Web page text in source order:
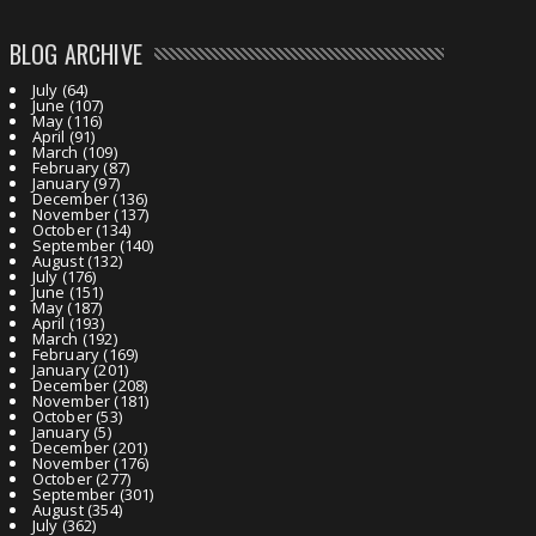
BLOG ARCHIVE
July (64)
June(107)
May(116)
April (91)
March (109)
February(87)
January(97)
December(136)
November(137)
October(134)
September (140)
August(132)
July(176)
June(151)
May(187)
April (193)
March (192)
February(169)
January(201)
December(208)
November(181)
October(53)
January(5)
December(201)
November(176)
October(277)
September (301)
August(354)
July(362)